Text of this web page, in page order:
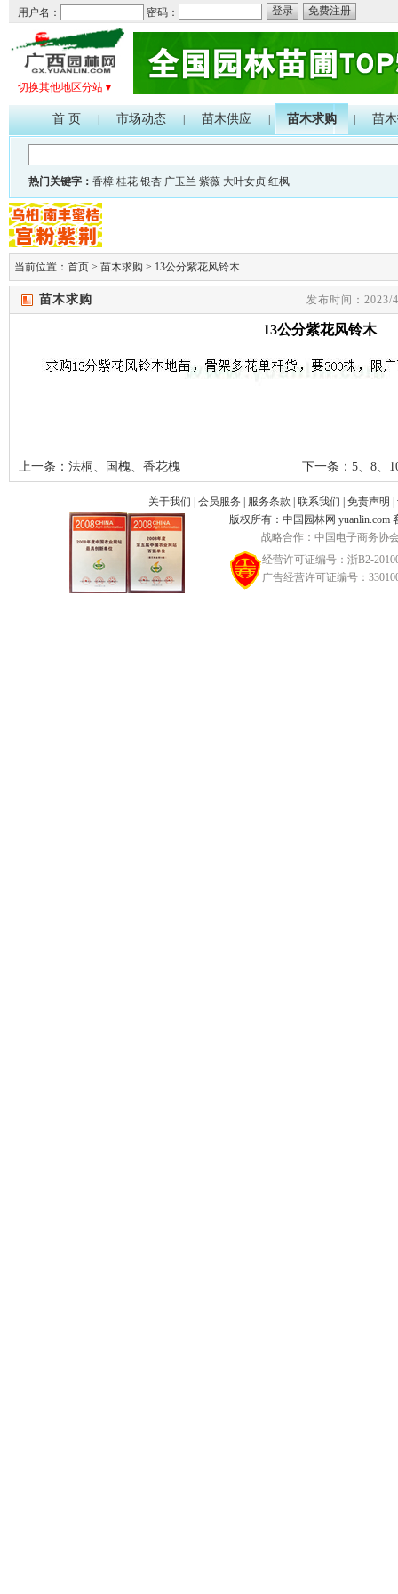
用户名： 密码： 登录 免费注册
切换其他地区分站▼
首 页 市场动态 苗木供应 苗木求购 苗
热门关键字： 香樟 桂花 银杏 广玉兰 紫薇 大叶女贞 红枫
当前位置： 首页 > 苗木求购 > 13公分紫花风铃木
苗木求购 发布时间：2023/
13公分紫花风铃木
上一条： 法桐、国槐、香花槐 下一条：5、8、
关于我们 会员服务 服务条款 联系我们 免责声明
版权所有：中国园林网 yuanlin.com
战略合作：中国电子商务协
经营许可证编号：浙B2-
广告经营许可证编号：